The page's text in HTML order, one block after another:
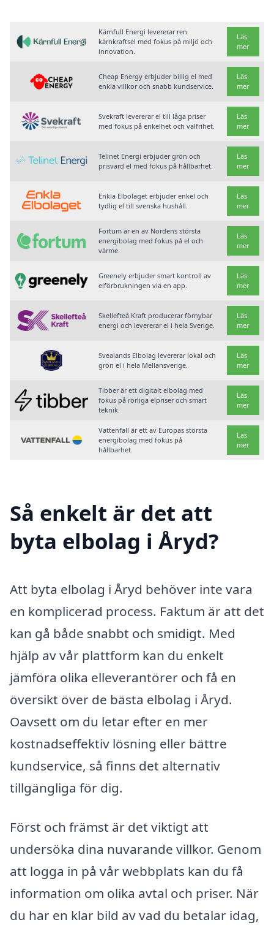
Kärnfull Energi levererar ren
kärnkraftsel med fokus på miljö och
innovation.
Läs
mer
Cheap Energy erbjuder billig el med
enkla villkor och snabb kundservice.
Läs
mer
Svekraft levererar el till låga priser
med fokus på enkelhet och valfrihet.
Läs
mer
Telinet Energi erbjuder grön och
prisvärd el med fokus på hållbarhet.
Läs
mer
Enkla Elbolaget erbjuder enkel och
tydlig el till svenska hushåll.
Läs
mer
Fortum är en av Nordens största
energibolag med fokus på el och
värme.
Läs
mer
Greenely erbjuder smart kontroll av
elförbrukningen via en app.
Läs
mer
Skellefteå Kraft producerar förnybar
energi och levererar el i hela Sverige.
Läs
mer
Svealands Elbolag levererar lokal och
grön el i hela Mellansverige.
Läs
mer
Tibber är ett digitalt elbolag med
fokus på rörliga elpriser och smart
teknik.
Läs
mer
Vattenfall är ett av Europas största
energibolag med fokus på
hållbarhet.
Läs
mer
Så enkelt är det att
byta elbolag i Åryd?
Att byta elbolag i Åryd behöver inte vara
en komplicerad process. Faktum är att det
kan gå både snabbt och smidigt. Med
hjälp av vår plattform kan du enkelt
jämföra olika elleverantörer och få en
översikt över de bästa elbolag i Åryd.
Oavsett om du letar efter en mer
kostnadseffektiv lösning eller bättre
kundservice, så finns det alternativ
tillgängliga för dig.
Först och främst är det viktigt att
undersöka dina nuvarande villkor. Genom
att logga in på vår webbplats kan du få
information om olika avtal och priser. När
du har en klar bild av vad du betalar idag,